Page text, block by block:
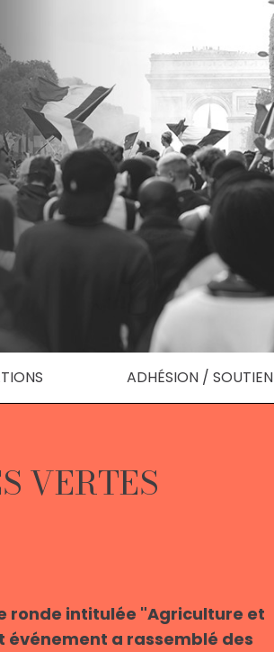
ADHÉSION / SOUTIEN
VERTES
ronde intitulée "Agriculture et
événement a rassemblé des